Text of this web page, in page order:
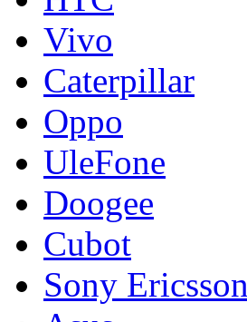
Vivo
Caterpillar
Oppo
UleFone
Doogee
Cubot
Sony Ericsson